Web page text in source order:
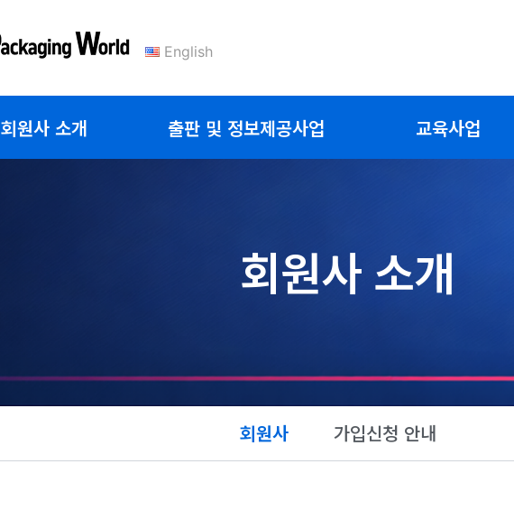
English
회원사 소개 출판 및 정보제공사업 교육사업
회원사 소개
회원사 가입신청 안내